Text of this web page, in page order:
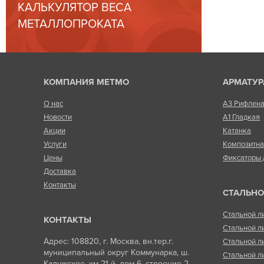
КАЛЬКУЛЯТОР ВЕСА
МЕТАЛЛОПРОКАТА
КОМПАНИЯ МЕТМО
О нас
Новости
Акции
Услуги
Цены
Доставка
Контакты
КОНТАКТЫ
Адрес: 108820, г. Москва, вн.тер.г.
муниципальный округ Коммунарка, ш.
А3
А1 Гладкая
Катанка
Фиксаторы
Стальной
Стальной
Стальной
Стальной